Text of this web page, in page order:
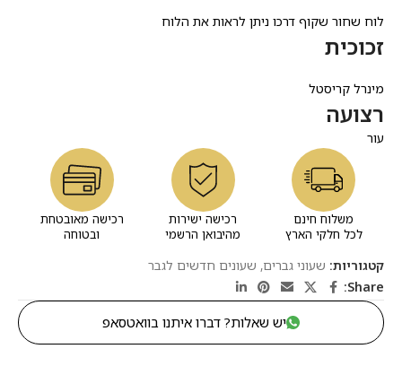
לוח שחור שקוף דרכו ניתן לראות את הלוח
זכוכית
מינרל קריסטל
רצועה
עור
משלוח חינם
לכל חלקי הארץ
רכישה ישירות
מהיבואן הרשמי
רכישה מאובטחת
ובטוחה
קטגוריות: שעוני גברים, שעונים חדשים לגבר
Share:
יש שאלות? דברו איתנו בוואטסאפ